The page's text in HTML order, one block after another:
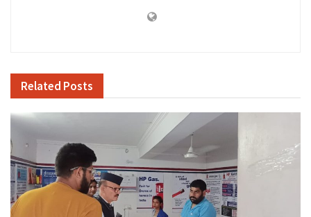
Related Posts